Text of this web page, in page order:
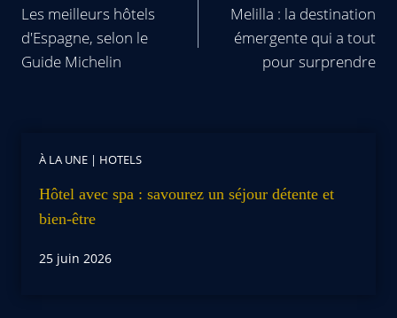
Les meilleurs hôtels
d'Espagne, selon le
Guide Michelin
Melilla : la destination
émergente qui a tout
pour surprendre
À LA UNE | HOTELS
Hôtel avec spa : savourez un séjour détente et
bien-être
25 juin 2026